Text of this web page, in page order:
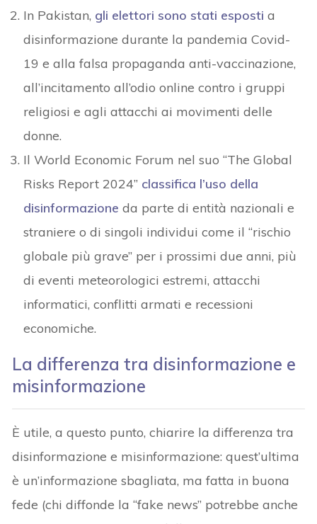
In Pakistan, gli elettori sono stati esposti a
disinformazione durante la pandemia Covid-
19 e alla falsa propaganda anti-vaccinazione,
all’incitamento all’odio online contro i gruppi
religiosi e agli attacchi ai movimenti delle
donne.
Il World Economic Forum nel suo “The Global
Risks Report 2024” classifica l’uso della
disinformazione da parte di entità nazionali e
straniere o di singoli individui come il “rischio
globale più grave” per i prossimi due anni, più
di eventi meteorologici estremi, attacchi
informatici, conflitti armati e recessioni
economiche.
La differenza tra disinformazione e
misinformazione
È utile, a questo punto, chiarire la differenza tra
disinformazione e misinformazione: quest’ultima
è un’informazione sbagliata, ma fatta in buona
fede (chi diffonde la “fake news” potrebbe anche